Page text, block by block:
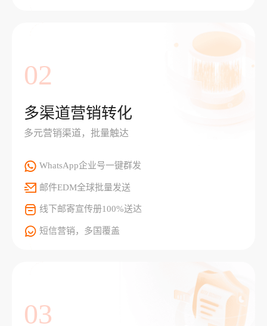
02
多渠道营销转化
多元营销渠道，批量触达
WhatsApp企业号一键群发
邮件EDM全球批量发送
线下邮寄宣传册100%送达
短信营销，多国覆盖
03